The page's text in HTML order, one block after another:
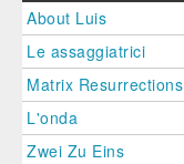
About Luis
Le assaggiatrici
Matrix Resurrections
L'onda
Zwei Zu Eins